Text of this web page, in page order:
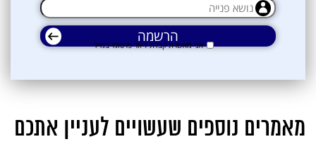
אני מאשרת קבלת דיוור פרסומי במייל
מאמרים נוספים שעשויים לעניין אתכם